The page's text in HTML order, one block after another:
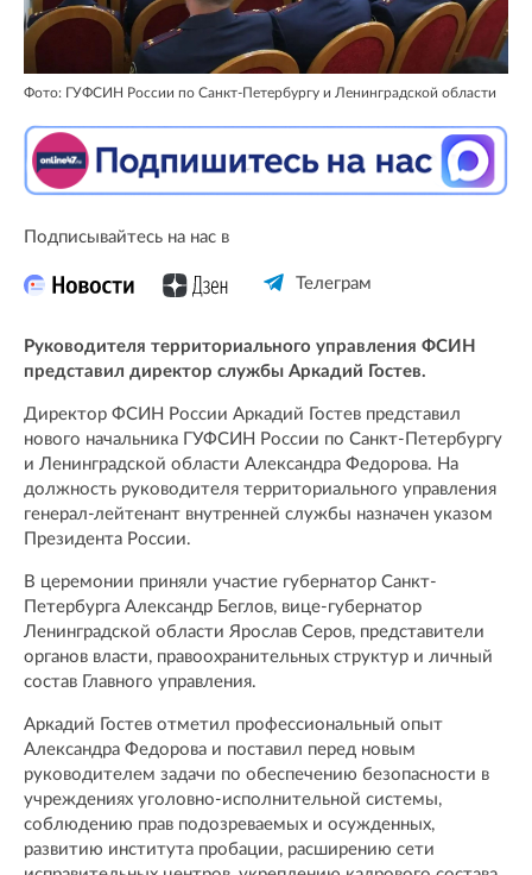
Фото: ГУФСИН России по Санкт-Петербургу и Ленинградской области
Подписывайтесь на нас в
Телеграм
Руководителя территориального управления ФСИН
представил директор службы Аркадий Гостев.
Директор ФСИН России Аркадий Гостев представил
нового начальника ГУФСИН России по Санкт-Петербургу
и Ленинградской области Александра Федорова. На
должность руководителя территориального управления
генерал-лейтенант внутренней службы назначен указом
Президента России.
В церемонии приняли участие губернатор Санкт-
Петербурга Александр Беглов, вице-губернатор
Ленинградской области Ярослав Серов, представители
органов власти, правоохранительных структур и личный
состав Главного управления.
Аркадий Гостев отметил профессиональный опыт
Александра Федорова и поставил перед новым
руководителем задачи по обеспечению безопасности в
учреждениях уголовно-исполнительной системы,
соблюдению прав подозреваемых и осужденных,
развитию института пробации, расширению сети